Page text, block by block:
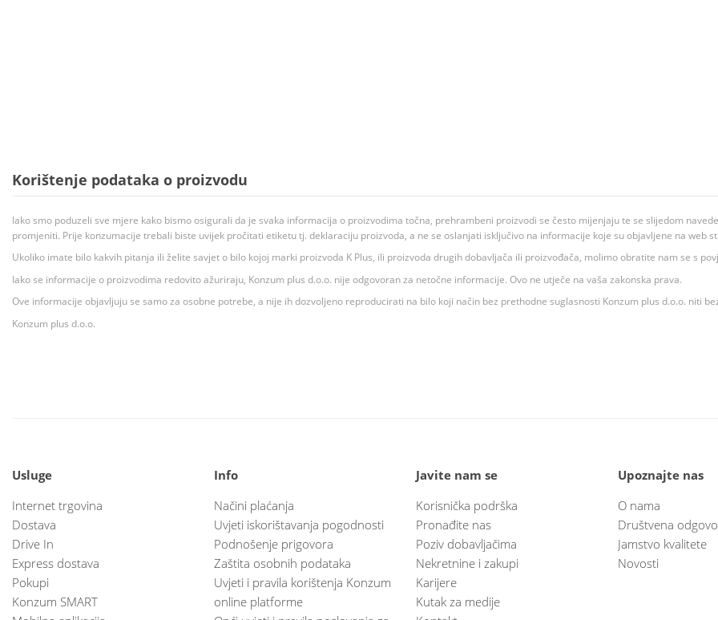
Korištenje podataka o proizvodu
Iako smo poduzeli sve mjere kako bismo osigurali da je svaka informacija o proizvodima točna, prehrambeni proizvodi se često mijenjaju te se slijedom
promjeniti. Prije konzumacije trebali biste uvijek pročitati etiketu tj. deklaraciju proizvoda, a ne se oslanjati isključivo na informacije koje su objavljene na web
Ukoliko imate bilo kakvih pitanja ili želite savjet o bilo kojoj marki proizvoda K Plus, ili proizvoda drugih dobavljača ili proizvođača, molimo obratite nam se s
Iako se informacije o proizvodima redovito ažuriraju, Konzum plus d.o.o. nije odgovoran za netočne informacije. Ovo ne utječe na vaša zakonska prava.
Ove informacije objavljuju se samo za osobne potrebe, a nije ih dozvoljeno reproducirati na bilo koji način bez prethodne suglasnosti Konzum plus d.o.o. niti
Konzum plus d.o.o.
Usluge
Internet trgovina
Dostava
Drive In
Express dostava
Pokupi
Konzum SMART
Info
Načini plaćanja
Uvjeti iskorištavanja pogodnosti
Podnošenje prigovora
Zaštita osobnih podataka
Uvjeti i pravila korištenja Konzum
online platforme
Javite nam se
Korisnička podrška
Pronađite nas
Poziv dobavljačima
Nekretnine i zakupi
Karijere
Kutak za medije
Upoznajte nas
O nama
Društvena
Jamstvo kvalitete
Novosti